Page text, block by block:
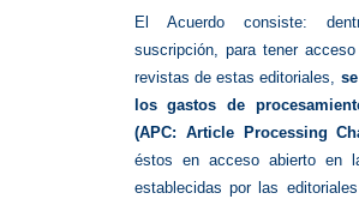
El Acuerdo consiste:
suscripción, para tener
revistas de estas editoriales,
los gastos de
(APC: Article Processing
éstos en acceso abierto en
establecidas por las